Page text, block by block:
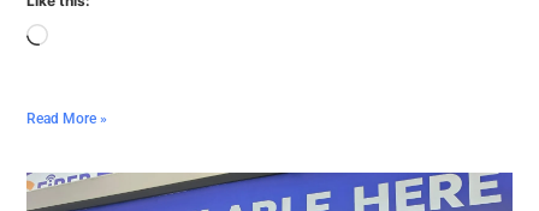
Read More »